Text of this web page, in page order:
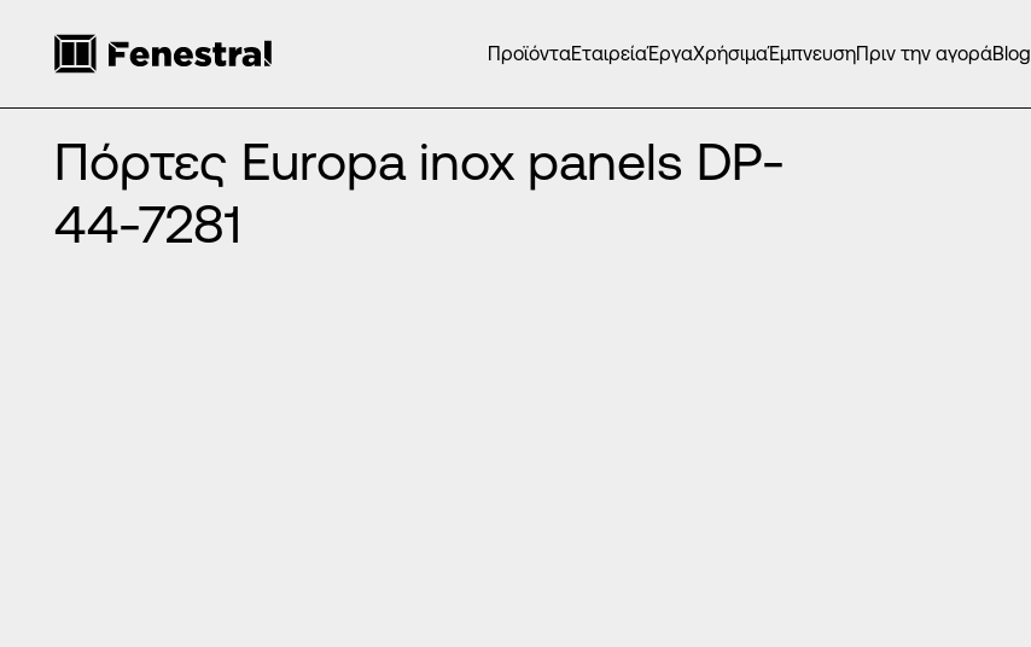
ΠροϊόνταΕταιρείαΈργαΧρήσιμαΈμπνευσηΠριν την αγοράBlog
ΑΡΧΙΚΉ ΠΡΟΪΌΝΤΑ/ΠΌΡΤΕΣ ΕΙΣΌΔΟΥ ΑΛΟΥΜΙΝΊΟΥ ΠΌΡΤΕΣ EUROPA INOX PANELS
Πόρτες Europa inox panels DP-
44-7281